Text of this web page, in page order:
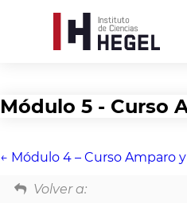
Módulo 5 - Curso
Módulo 4 – Curso Amparo
Volver a: